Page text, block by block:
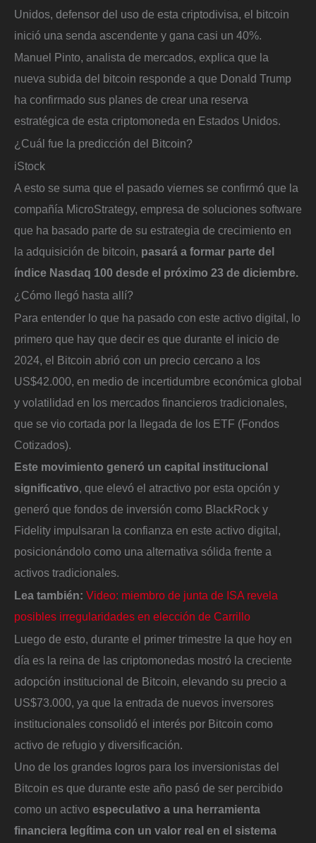
Unidos, defensor del uso de esta criptodivisa, el bitcoin
inició una senda ascendente y gana casi un 40%.
Manuel Pinto, analista de mercados, explica que la
nueva subida del bitcoin responde a que Donald Trump
ha confirmado sus planes de crear una reserva
estratégica de esta criptomoneda en Estados Unidos.
¿Cuál fue la predicción del Bitcoin?
iStock
A esto se suma que el pasado viernes se confirmó que la
compañía MicroStrategy, empresa de soluciones software
que ha basado parte de su estrategia de crecimiento en
la adquisición de bitcoin, pasará a formar parte del
índice Nasdaq 100 desde el próximo 23 de diciembre.
¿Cómo llegó hasta allí?
Para entender lo que ha pasado con este activo digital, lo
primero que hay que decir es que durante el inicio de
2024, el Bitcoin abrió con un precio cercano a los
US$42.000, en medio de incertidumbre económica global
y volatilidad en los mercados financieros tradicionales,
que se vio cortada por la llegada de los ETF (Fondos
Cotizados).
Este movimiento generó un capital institucional
significativo, que elevó el atractivo por esta opción y
generó que fondos de inversión como BlackRock y
Fidelity impulsaran la confianza en este activo digital,
posicionándolo como una alternativa sólida frente a
activos tradicionales.
Lea también: Video: miembro de junta de ISA revela
posibles irregularidades en elección de Carrillo
Luego de esto, durante el primer trimestre la que hoy en
día es la reina de las criptomonedas mostró la creciente
adopción institucional de Bitcoin, elevando su precio a
US$73.000, ya que la entrada de nuevos inversores
institucionales consolidó el interés por Bitcoin como
activo de refugio y diversificación.
Uno de los grandes logros para los inversionistas del
Bitcoin es que durante este año pasó de ser percibido
como un activo especulativo a una herramienta
financiera legítima con un valor real en el sistema